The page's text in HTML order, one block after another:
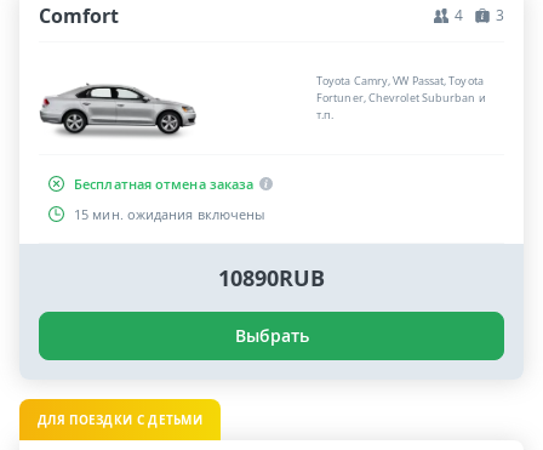
Comfort 4 3
Toyota Camry, VW Passat, Toyota
Fortuner, Chevrolet Suburban и
т.п.
Бесплатная отмена заказа
15 мин. ожидания включены
10890RUB
Выбрать
ДЛЯ ПОЕЗДКИ С ДЕТЬМИ